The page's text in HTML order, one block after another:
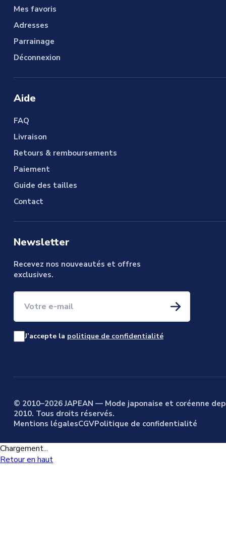
Mes favoris
Adresses
Parrainage
Déconnexion
Aide
FAQ
Livraison
Retours & remboursements
Paiement
Guide des tailles
Contact
Newsletter
Recevez nos nouveautés et offres
exclusives.
J’accepte la politique de confidentialité
© 2010–2026 JAPEAN — Mode japonaise et coréenne
2010. Tous droits réservés.
Mentions légalesCGVPolitique de confidentialité
Chargement...
Retour en haut